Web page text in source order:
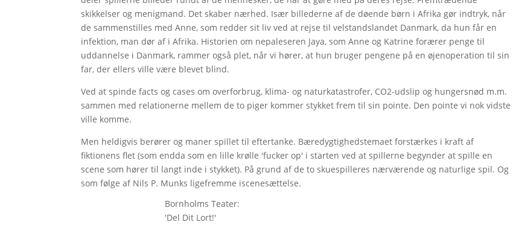
skikkelser og menigmand. Det skaber nærhed. Især billederne af de døende børn i Afrika gør indtryk, når
de sammenstilles med Anne, som redder sit liv ved at rejse til velstandslandet Danmark, da hun får en
infektion, man dør af i Afrika. Historien om nepaleseren Jaya, som Anne og Katrine forærer penge til
uddannelse i Danmark, rammer også plet, når vi hører, at hun bruger pengene på en øjenoperation til sin
far, der ellers ville være blevet blind.
Ved at spinde facts og cases om overforbrug, klima- og naturkatastrofer, CO2-udslip og hungersnød m.m.
sammen med relationerne mellem de to piger kommer stykket frem til sin pointe. Den pointe vi nok vidste
ville komme.
Men heldigvis berører og maner spillet til eftertanke. Bæredygtighedstemaet forstærkes i kraft af
fiktionens flet (som endda som en lille krølle 'fucker op' i starten ved at spillerne begynder at spille en
scene som hører til langt inde i stykket). På grund af de to skuespilleres nærværende og naturlige spil. Og
som følge af Nils P. Munks ligefremme iscenesættelse.
Bornholms Teater:
'Del Dit Lort!'